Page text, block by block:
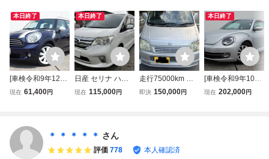
本日終了
[車検令和9年12月
8日]超極上美車/R
TV＆DVD走行中
可能,BT,Bカメラ/1
8inバリ山/機関絶
現在 61,400円
本日終了
日産 セリナ ハイ
ウェイスター 平成
アキー プリップダ
クカメラ
現在 115,000円
走行75000km ワ
ゴンR H14 車
霞 諸費用なしで
即決 150,000円
本日終了
[車検令和9年10月
1日]極上美車/ザ・
現在 202,000円
＊ ＊ ＊ ＊ ＊ さん
評価 778 本人確認済